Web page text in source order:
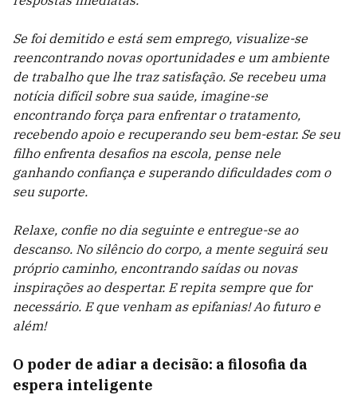
Se foi demitido e está sem emprego, visualize-se
reencontrando novas oportunidades e um ambiente
de trabalho que lhe traz satisfação. Se recebeu uma
notícia difícil sobre sua saúde, imagine-se
encontrando força para enfrentar o tratamento,
recebendo apoio e recuperando seu bem-estar. Se seu
filho enfrenta desafios na escola, pense nele
ganhando confiança e superando dificuldades com o
seu suporte.
Relaxe, confie no dia seguinte e entregue-se ao
descanso. No silêncio do corpo, a mente seguirá seu
próprio caminho, encontrando saídas ou novas
inspirações ao despertar. E repita sempre que for
necessário. E que venham as epifanias! Ao futuro e
além!
O poder de adiar a decisão: a filosofia da
espera inteligente